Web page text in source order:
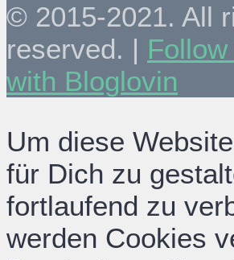
© 2015-2021. All
reserved. |
with Bloglovin
Um diese
für Dich zu
fortlaufend zu
werden Cookies